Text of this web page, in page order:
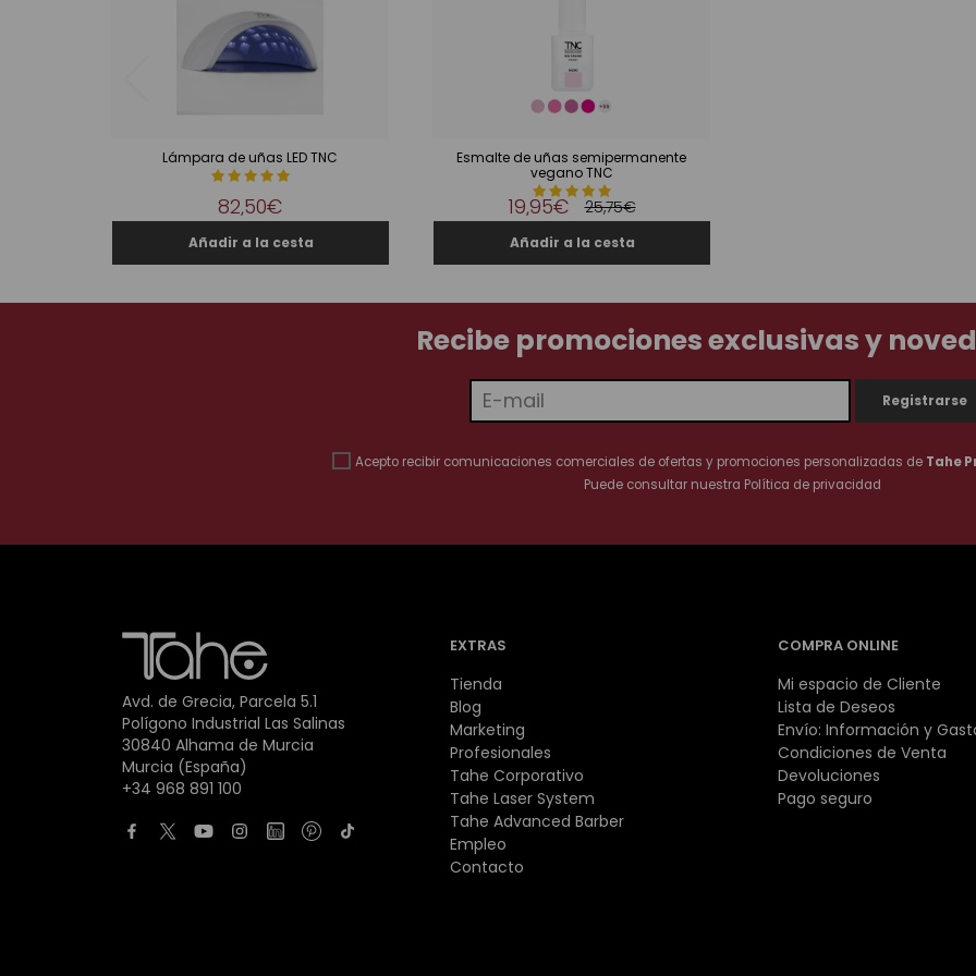
Lámpara de uñas LED TNC
82,50€
Esmalte de uñas semipermanente
vegano TNC
19,95€ 25,75€
Recibe promociones exclusivas y
Acepto recibir comunicaciones comerciales de ofertas y promociones personalizadas de Tahe
Puede consultar nuestra Política de privacidad
Avd. de Grecia, Parcela 5.1
Polígono Industrial Las Salinas
30840 Alhama de Murcia
Murcia (España)
+34 968 891 100
EXTRAS
Tienda
Blog
Marketing
Profesionales
Tahe Corporativo
Tahe Laser System
Tahe Advanced Barber
Empleo
Contacto
COMPRA ONLINE
Mi espacio de Cliente
Lista de Deseos
Envío: Información y
Condiciones de Venta
Devoluciones
Pago seguro